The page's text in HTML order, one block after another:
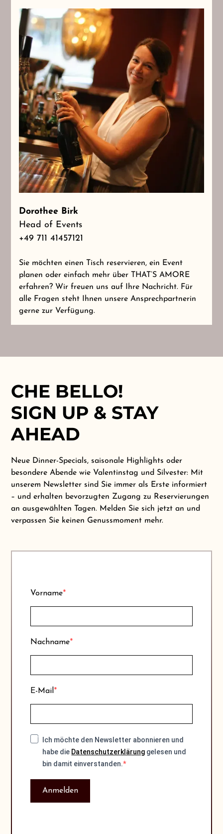
Dorothee Birk
Head of Events
+49 711 41457121
Sie möchten einen Tisch reservieren, ein Event
planen oder einfach mehr über THAT’S AMORE
erfahren? Wir freuen uns auf Ihre Nachricht. Für
alle Fragen steht Ihnen unsere Ansprechpartnerin
gerne zur Verfügung.
CHE BELLO!
SIGN UP & STAY
AHEAD
Neue Dinner-Specials, saisonale Highlights oder
besondere Abende wie Valentinstag und Silvester: Mit
unserem Newsletter sind Sie immer als Erste informiert
– und erhalten bevorzugten Zugang zu Reservierungen
an ausgewählten Tagen. Melden Sie sich jetzt an und
verpassen Sie keinen Genussmoment mehr.
Vorname
Nachname
E-Mail
Ich möchte den Newsletter abonnieren und
habe die Datenschutzerklärung gelesen und
bin damit einverstanden.
Anmelden